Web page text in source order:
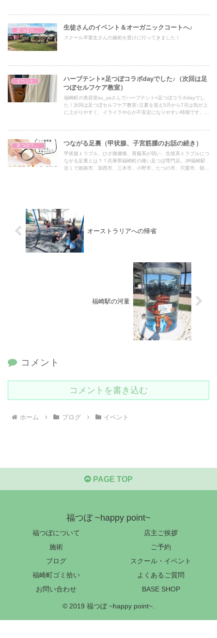
生徒さんのイベント＆オーガニックコートへ♪
スクール卒業生さんの施術を受けに行ってきました！
イベント
ハーブテント×足つぼコラボdayでした♪（次回は足
つぼセルフケア教室）
福崎町の美容室su_yaさんでハーブテント×足つぼコラボdayでし
た！次回は足つぼセルフケア教室♪立夏を迎え5月から7月は気が上
に上がりやすく、イライラや心が不安定になりやすい時期です。春
足つぼブログ（東洋医学） つながる足裏（甲状腺、子宮筋腫のお話の続き）
甲状腺トラブル、ひざ痛腰痛、胃腸系が弱い、生殖系トラブルにつ
ながる足裏とは？？兵庫県福崎町の痛い足つぼ専門店。JR福崎駅
近くで姫路市、加西市、三木市、小野市、たつの市、宍粟市、朝来
オーストラリアへの帰省
福崎駅の河童
コメント
コメントを書き込む
ホーム ブログ イベント
PAGE TOP
福つぼ ~happy point~
福つぼについて
店主ご挨拶
施術
ご予約
ブログ
スクール・イベント
福崎町ゴミ拾い
よくあるご質問
お問い合わせ
BASE SHOP
© 2019 福つぼ ~happy point~.